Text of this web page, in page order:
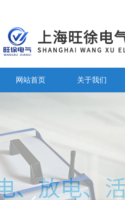
网站首页 关于我们